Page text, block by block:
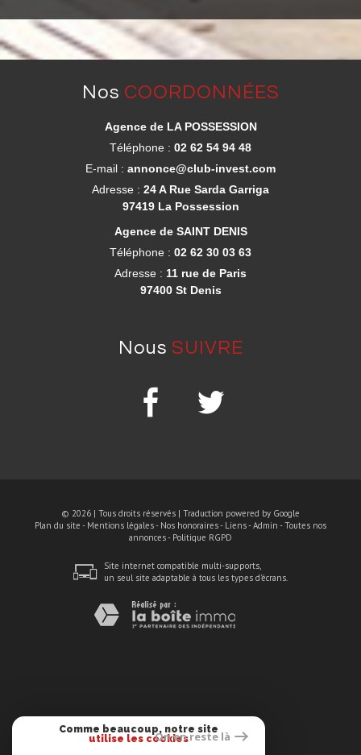
nos COORDONNÉES
Agence de LA POSSESSION
Téléphone : 02 62 54 94 48
E-mail : annonce@club-invest.com
Adresse : 24 A Rue Sarda Garriga
97419 La Possession
Agence de SAINT DENIS
Téléphone : 02 62 30 03 63
Adresse : 11 rue de Paris
97400 St Denis
nous SUIVRE
© 2026 | Tous droits réservés | Traduction powered by Google
Plan du site - Mentions légales- Nos honoraires- Liens-Admin -Toutes nos
annonces- Politique RGPD
Site internet compatible multi-supports,
un seul site adaptable à tous les types d'écrans.
On en reste là
Comme beaucoup, notre site
utilise les cookies